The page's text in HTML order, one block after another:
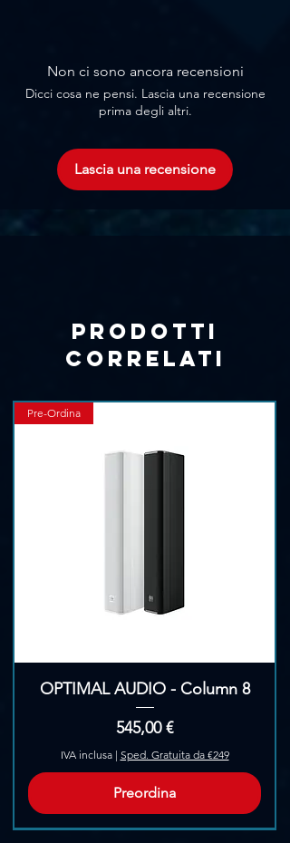
Pressione max in ingresso: 1 - 5 BAR
Gittata: 5 m
Non ci sono ancora recensioni
Dicci cosa ne pensi. Lascia una recensione
prima degli altri.
Lascia una recensione
Prodotti
correlati
Pre-Ordina
OPTIMAL AUDIO - Column 8
Prezzo
545,00 €
IVA inclusa| Sped. Gratuita da €249
Preordina